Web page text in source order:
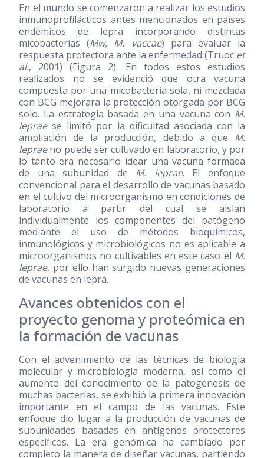
En el mundo se comenzaron a realizar los estudios
inmunoprofilácticos antes mencionados en países
endémicos de lepra incorporando distintas
micobacterias (Mw, M. vaccae) para evaluar la
respuesta protectora ante la enfermedad (Truoc et
al., 2001) (Figura 2). En todos estos estudios
realizados no se evidenció que otra vacuna
compuesta por una micobacteria sola, ni mezclada
con BCG mejorara la protección otorgada por BCG
solo. La estrategia basada en una vacuna con M.
lepraese limitó por la dificultad asociada con la
ampliación de la producción, debido a que M.
lepraeno puede ser cultivado en laboratorio, y por
lo tanto era necesario idear una vacuna formada
de una subunidad de M. leprae. El enfoque
convencional para el desarrollo de vacunas basado
en el cultivo del microorganismo en condiciones de
laboratorio a partir del cual se aíslan
individualmente los componentes del patógeno
mediante el uso de métodos bioquímicos,
inmunológicos y microbiológicos no es aplicable a
microorganismos no cultivables en este caso el M.
leprae, por ello han surgido nuevas generaciones
de vacunas en lepra.
Avances obtenidos con el
proyecto genoma y proteómica en
la formación de vacunas
Con el advenimiento de las técnicas de biología
molecular y microbiología moderna, así como el
aumento del conocimiento de la patogénesis de
muchas bacterias, se exhibió la primera innovación
importante en el campo de las vacunas. Este
enfoque dio lugar a la producción de vacunas de
subunidades basadas en antígenos protectores
específicos. La era genómica ha cambiado por
completo la manera de diseñar vacunas, partiendo